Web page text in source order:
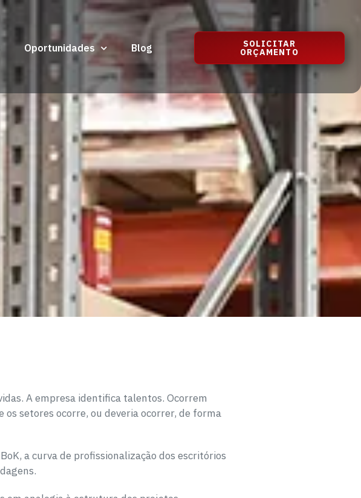
Oportunidades Blog SOLICITAR
ORÇAMENTO
A empresa identifica talentos. Ocorrem
setores ocorre, ou deveria ocorrer, de forma
a curva de profissionalização dos escritórios